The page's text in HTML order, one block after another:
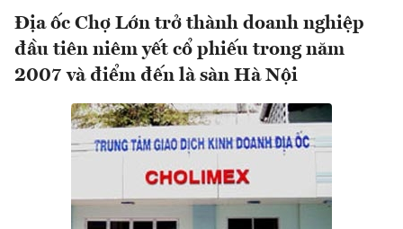
Địa ốc Chợ Lớn trở thành doanh nghiệp
đầu tiên niêm yết cổ phiếu trong năm
2007 và điểm đến là sàn Hà Nội